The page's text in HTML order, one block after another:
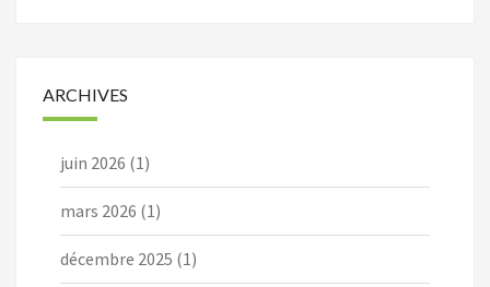
ARCHIVES
juin 2026 (1)
mars 2026 (1)
décembre 2025 (1)